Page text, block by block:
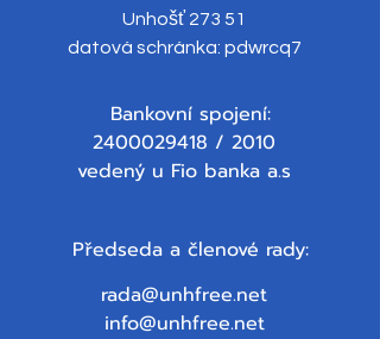
Unhošť 273 51
datová schránka: pdwrcq7
Bankovní spojení:
2400029418 / 2010
vedený u Fio banka a.s
Předseda a členové rady:
rada@unhfree.net
info@unhfree.net